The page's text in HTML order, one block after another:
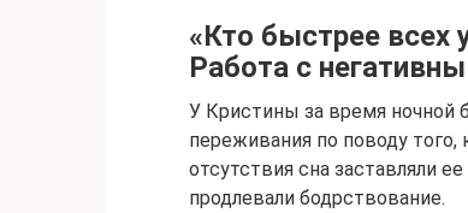
«Кто быстрее всех
Работа с
У Кристины за время ночной
переживания по поводу
отсутствия сна заставляли
продлевали бодрствование.